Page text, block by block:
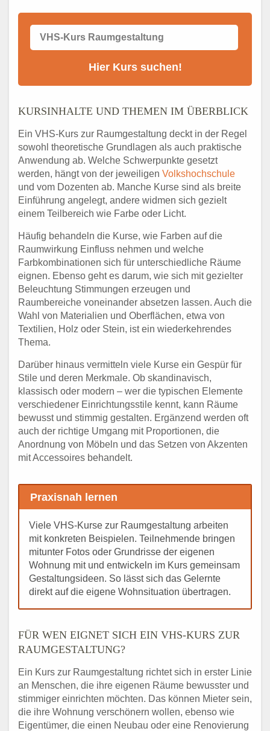
KURSINHALTE UND THEMEN IM ÜBERBLICK
Ein VHS-Kurs zur Raumgestaltung deckt in der Regel
sowohl theoretische Grundlagen als auch praktische
Anwendung ab. Welche Schwerpunkte gesetzt
werden, hängt von der jeweiligen Volkshochschule
und vom Dozenten ab. Manche Kurse sind als breite
Einführung angelegt, andere widmen sich gezielt
einem Teilbereich wie Farbe oder Licht.
Häufig behandeln die Kurse, wie Farben auf die
Raumwirkung Einfluss nehmen und welche
Farbkombinationen sich für unterschiedliche Räume
eignen. Ebenso geht es darum, wie sich mit gezielter
Beleuchtung Stimmungen erzeugen und
Raumbereiche voneinander absetzen lassen. Auch die
Wahl von Materialien und Oberflächen, etwa von
Textilien, Holz oder Stein, ist ein wiederkehrendes
Thema.
Darüber hinaus vermitteln viele Kurse ein Gespür für
Stile und deren Merkmale. Ob skandinavisch,
klassisch oder modern – wer die typischen Elemente
verschiedener Einrichtungsstile kennt, kann Räume
bewusst und stimmig gestalten. Ergänzend werden oft
auch der richtige Umgang mit Proportionen, die
Anordnung von Möbeln und das Setzen von Akzenten
mit Accessoires behandelt.
Praxisnah lernen
Viele VHS-Kurse zur Raumgestaltung arbeiten
mit konkreten Beispielen. Teilnehmende bringen
mitunter Fotos oder Grundrisse der eigenen
Wohnung mit und entwickeln im Kurs gemeinsam
Gestaltungsideen. So lässt sich das Gelernte
direkt auf die eigene Wohnsituation übertragen.
FÜR WEN EIGNET SICH EIN VHS-KURS ZUR
RAUMGESTALTUNG?
Ein Kurs zur Raumgestaltung richtet sich in erster Linie
an Menschen, die ihre eigenen Räume bewusster und
stimmiger einrichten möchten. Das können Mieter sein,
die ihre Wohnung verschönern wollen, ebenso wie
Eigentümer, die einen Neubau oder eine Renovierung